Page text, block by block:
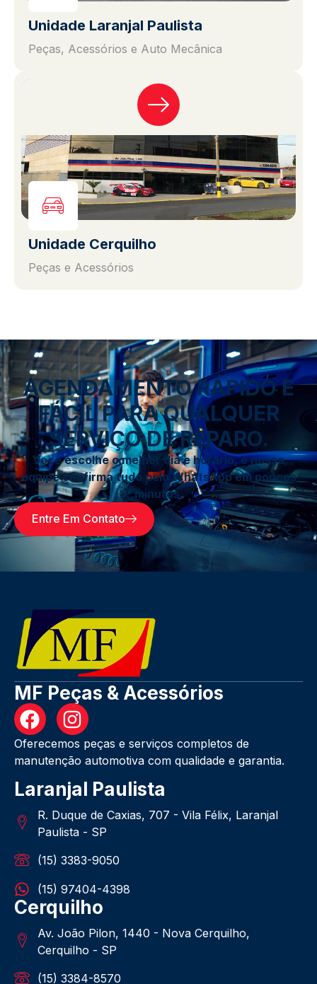
Unidade Laranjal Paulista
Peças, Acessórios e Auto Mecânica
Unidade Cerquilho
Peças e Acessórios
AGENDAMENTO RÁPIDO E
FÁCIL PARA QUALQUER
SERVIÇO DE REPARO.
Você escolhe o melhor dia e horário, e nossa
equipe confirma tudo pelo WhatsApp em poucos
minutos.
Entre Em Contato
MF Peças & Acessórios
Oferecemos peças e serviços completos de
manutenção automotiva com qualidade e garantia.
Laranjal Paulista
R. Duque de Caxias, 707 - Vila Félix, Laranjal
Paulista - SP
(15) 3383-9050
(15) 97404-4398
Cerquilho
Av. João Pilon, 1440 - Nova Cerquilho,
Cerquilho - SP
(15) 3384-8570